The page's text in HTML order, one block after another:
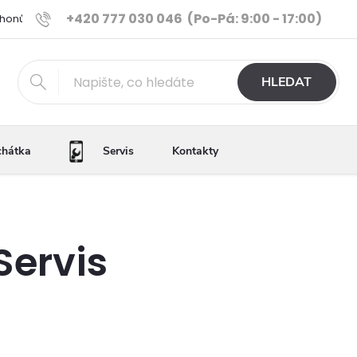
+420 777 030 046 (Po-Pá: 9:00 - 17:00)
Ověřené iPhony Výhody e-shopu Porovnání
HLEDAT
Servis Kontakty